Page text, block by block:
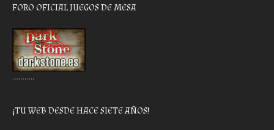
FORO OFICIAL JUEGOS DE MESA
………..
¡TU WEB DESDE HACE SIETE AÑOS!